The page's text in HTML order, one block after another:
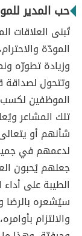
حب المدير
تُبنى العلاقات
المودّة
وزيادة تطورّه
وتتحول لصداقة
الموظفين لكسب
تلك المشاعر
شأنهم أو
لدعمهم في
جعلهم يُحبون
الطيبة على
سيُشعره بالرضا
والالتزام